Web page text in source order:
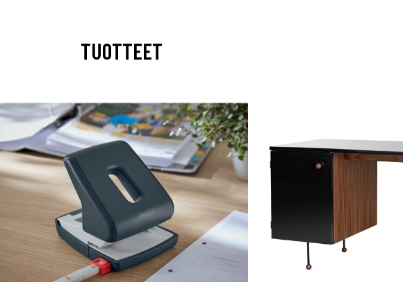
TUOTTEET